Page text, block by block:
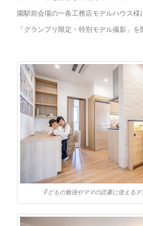
園駅前会場の一条工務店モデルハウス様
「グランプリ限定・特別モデル撮影」を
子どもの勉強やママの読書に使える